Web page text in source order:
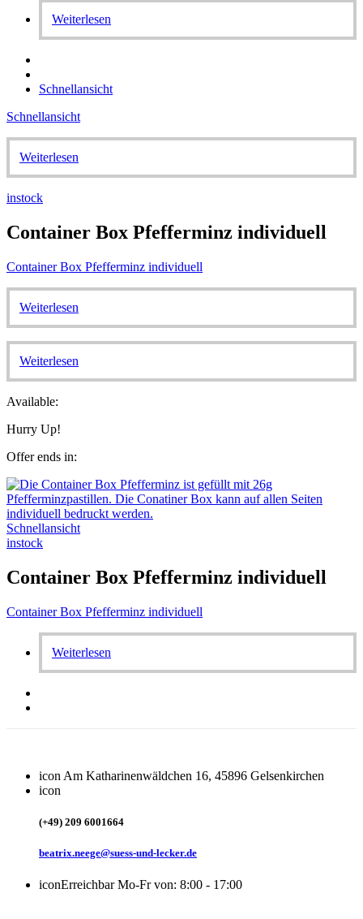
Weiterlesen
Schnellansicht
Schnellansicht
Weiterlesen
instock
Container Box Pfefferminz individuell
Container Box Pfefferminz individuell
Weiterlesen
Weiterlesen
Available:
Hurry Up!
Offer ends in:
Schnellansicht
instock
Container Box Pfefferminz individuell
Container Box Pfefferminz individuell
Weiterlesen
icon Am Katharinenwäldchen 16, 45896 Gelsenkirchen
icon
(+49) 209 6001664
beatrix.neege@suess-und-lecker.de
iconErreichbar Mo-Fr von: 8:00 - 17:00